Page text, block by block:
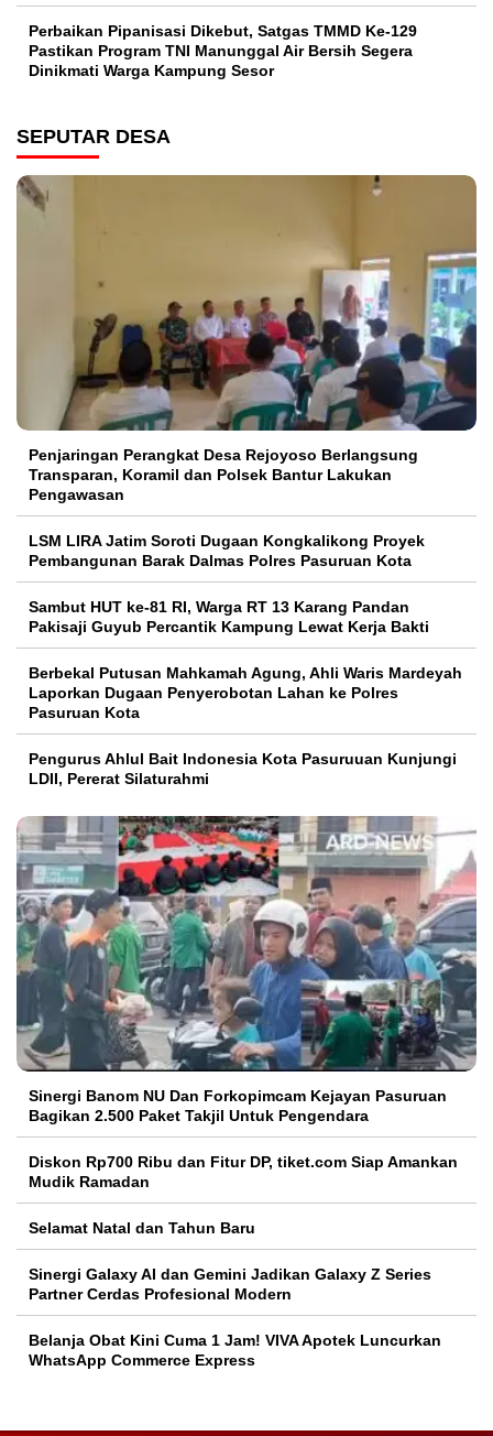
Perbaikan Pipanisasi Dikebut, Satgas TMMD Ke-129
Pastikan Program TNI Manunggal Air Bersih Segera
Dinikmati Warga Kampung Sesor
SEPUTAR DESA
Penjaringan Perangkat Desa Rejoyoso Berlangsung
Transparan, Koramil dan Polsek Bantur Lakukan
Pengawasan
LSM LIRA Jatim Soroti Dugaan Kongkalikong Proyek
Pembangunan Barak Dalmas Polres Pasuruan Kota
Sambut HUT ke-81 RI, Warga RT 13 Karang Pandan
Pakisaji Guyub Percantik Kampung Lewat Kerja Bakti
Berbekal Putusan Mahkamah Agung, Ahli Waris Mardeyah
Laporkan Dugaan Penyerobotan Lahan ke Polres
Pasuruan Kota
Pengurus Ahlul Bait Indonesia Kota Pasuruuan Kunjungi
LDII, Pererat Silaturahmi
Sinergi Banom NU Dan Forkopimcam Kejayan Pasuruan
Bagikan 2.500 Paket Takjil Untuk Pengendara
Diskon Rp700 Ribu dan Fitur DP, tiket.com Siap Amankan
Mudik Ramadan
Selamat Natal dan Tahun Baru
Sinergi Galaxy AI dan Gemini Jadikan Galaxy Z Series
Partner Cerdas Profesional Modern
Belanja Obat Kini Cuma 1 Jam! VIVA Apotek Luncurkan
WhatsApp Commerce Express